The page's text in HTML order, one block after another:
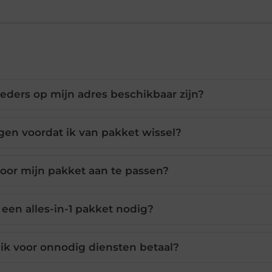
op mijn adres beschikbaar zijn?
voordat ik van pakket wissel?
mijn pakket aan te passen?
alles-in-1 pakket nodig?
voor onnodig diensten betaal?